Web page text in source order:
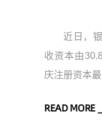
近日，
收资本由
庆注册资本
READ MORE _